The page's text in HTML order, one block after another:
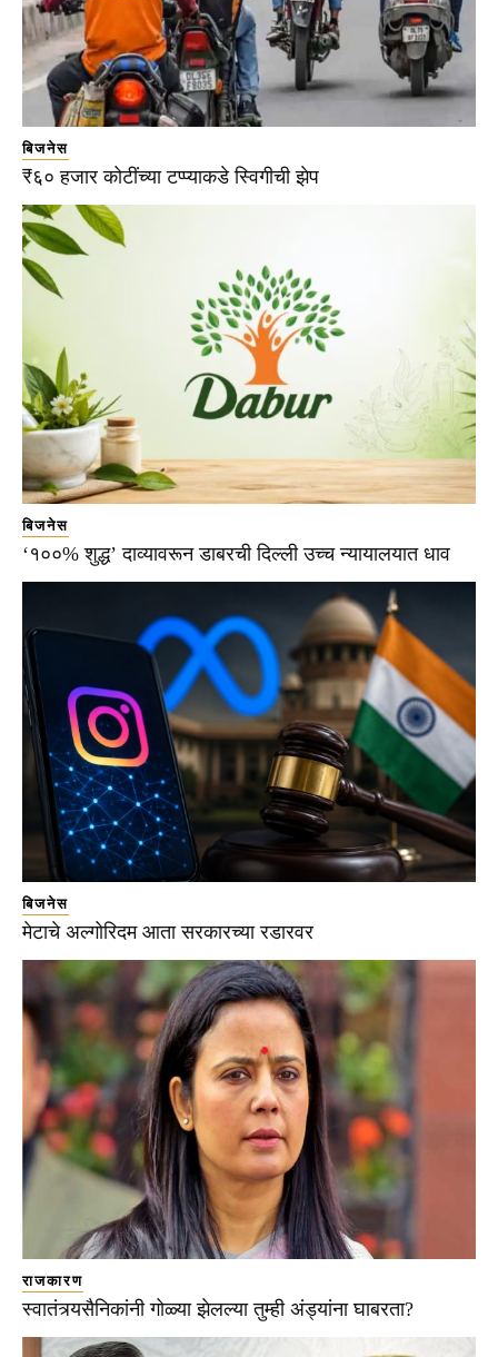
बिजनेस
₹६० हजार कोटींच्या टप्प्याकडे स्विगीची झेप
बिजनेस
‘१००% शुद्ध’ दाव्यावरून डाबरची दिल्ली उच्च न्यायालयात धाव
बिजनेस
मेटाचे अल्गोरिदम आता सरकारच्या रडारवर
राजकारण
स्वातंत्र्यसैनिकांनी गोळ्या झेलल्या तुम्ही अंड्यांना घाबरता?